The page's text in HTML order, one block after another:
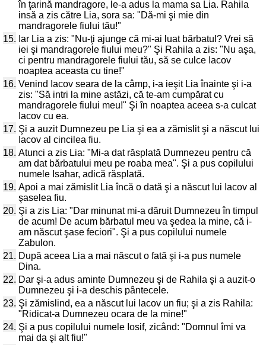
în ţarină mandragore, le-a adus la mama sa Lia. Rahila
insă a zis către Lia, sora sa: "Dă-mi şi mie din
mandragorele fiului tău!"
15. Iar Lia a zis: "Nu-ţi ajunge că mi-ai luat bărbatul? Vrei să
iei şi mandragorele fiului meu?" Şi Rahila a zis: "Nu aşa,
ci pentru mandragorele fiului tău, să se culce Iacov
noaptea aceasta cu tine!"
16. Venind Iacov seara de la câmp, i-a ieşit Lia înainte şi i-a
zis: "Să intri la mine astăzi, că te-am cumpărat cu
mandragorele fiului meu!" Şi în noaptea aceea s-a culcat
Iacov cu ea.
17. Şi a auzit Dumnezeu pe Lia şi ea a zămislit şi a născut lui
Iacov al cincilea fiu.
18. Atunci a zis Lia: "Mi-a dat răsplată Dumnezeu pentru că
am dat bărbatului meu pe roaba mea". Şi a pus copilului
numele Isahar, adică răsplată.
19. Apoi a mai zămislit Lia încă o dată şi a născut lui Iacov al
şaselea fiu.
20. Şi a zis Lia: "Dar minunat mi-a dăruit Dumnezeu în timpul
de acum! De acum bărbatul meu va şedea la mine, că i-
am născut şase feciori". Şi a pus copilului numele
Zabulon.
21. După aceea Lia a mai născut o fată şi i-a pus numele
Dina.
22. Dar şi-a adus aminte Dumnezeu şi de Rahila şi a auzit-o
Dumnezeu şi i-a deschis pântecele.
23. Şi zămislind, ea a născut lui Iacov un fiu; şi a zis Rahila:
"Ridicat-a Dumnezeu ocara de la mine!"
24. Şi a pus copilului numele Iosif, zicând: "Domnul îmi va
mai da şi alt fiu!"